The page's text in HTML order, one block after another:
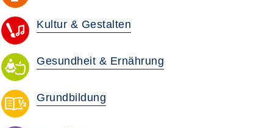
Kultur & Gestalten
Gesundheit & Ernährung
Grundbildung